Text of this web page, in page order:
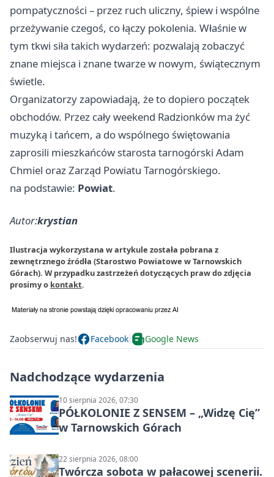
pompatyczności – przez ruch uliczny, śpiew i wspólne
przeżywanie czegoś, co łączy pokolenia. Właśnie w
tym tkwi siła takich wydarzeń: pozwalają zobaczyć
znane miejsca i znane twarze w nowym, świątecznym
świetle.
Organizatorzy zapowiadają, że to dopiero początek
obchodów. Przez cały weekend Radzionków ma żyć
muzyką i tańcem, a do wspólnego świętowania
zaprosili mieszkańców starosta tarnogórski Adam
Chmiel oraz Zarząd Powiatu Tarnogórskiego.
na podstawie: Powiat.
Autor:krystian
Ilustracja wykorzystana w artykule została pobrana z
zewnętrznego źródła (Starostwo Powiatowe w Tarnowskich
Górach). W przypadku zastrzeżeń dotyczących praw do zdjęcia
prosimy o kontakt.
Zaobserwuj nas! Facebook Google News
Nadchodzące wydarzenia
10 sierpnia 2026, 07:30
PÓŁKOLONIE Z SENSEM – „Widzę Cię”
w Tarnowskich Górach
22 sierpnia 2026, 08:00
Twórcza sobota w pałacowej scenerii.